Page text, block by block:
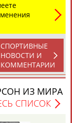
СПОРТИВНЫЕ
НОВОСТИ И
КОММЕНТАРИИ
ИЗ МИРА
СПИСОК